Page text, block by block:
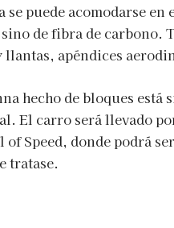
se puede acomodarse
de fibra de carbono.
apéndices
hecho de bloques
El carro será llevado
of Speed, donde podrá
tratase.